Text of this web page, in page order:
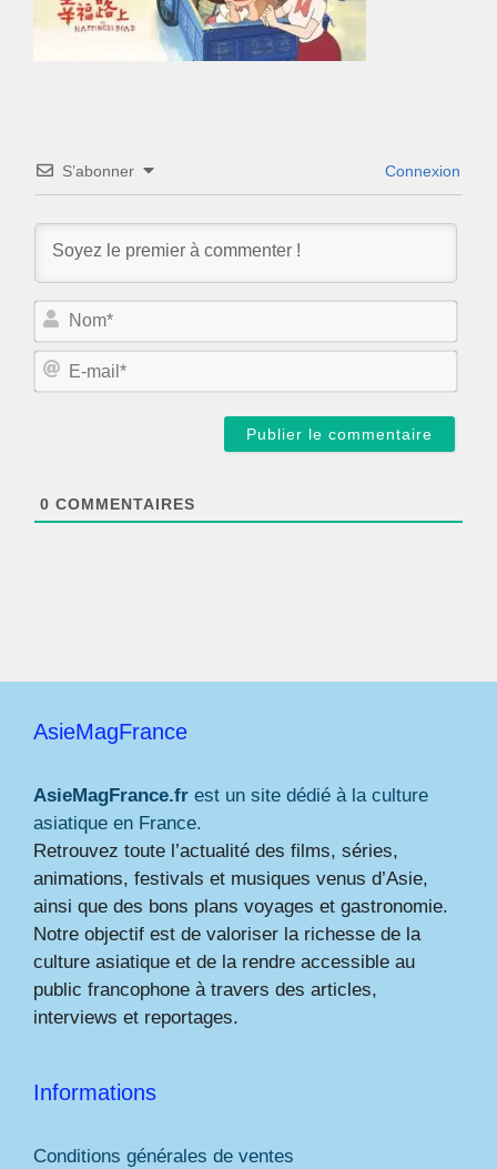
S’abonner Connexion
N
m
E
0 COMMENTAIRES
AsieMagFrance
AsieMagFrance.fr est un site dédié à la culture
asiatique en France.
Retrouvez toute l’actualité des films, séries,
animations, festivals et musiques venus d’Asie,
ainsi que des bons plans voyages et gastronomie.
Notre objectif est de valoriser la richesse de la
culture asiatique et de la rendre accessible au
public francophone à travers des articles,
interviews et reportages.
Informations
Conditions générales de ventes